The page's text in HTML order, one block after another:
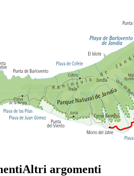
Altri argomenti